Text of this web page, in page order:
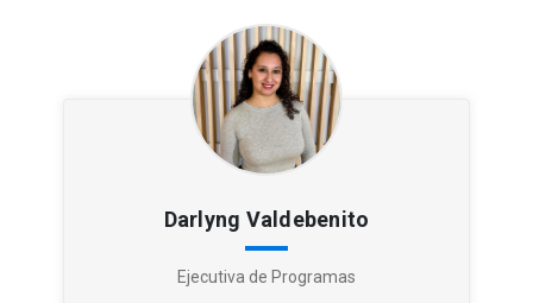
Darlyng Valdebenito
Ejecutiva de Programas